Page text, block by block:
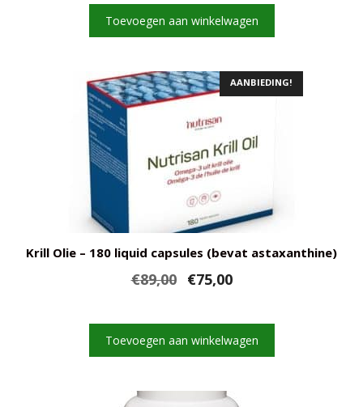
Toevoegen aan winkelwagen
AANBIEDING!
Krill Olie – 180 liquid capsules (bevat astaxanthine)
€89,00
Oorspronkelijke
prijs
€75,00Huidige
Toevoegen aan winkelwagen